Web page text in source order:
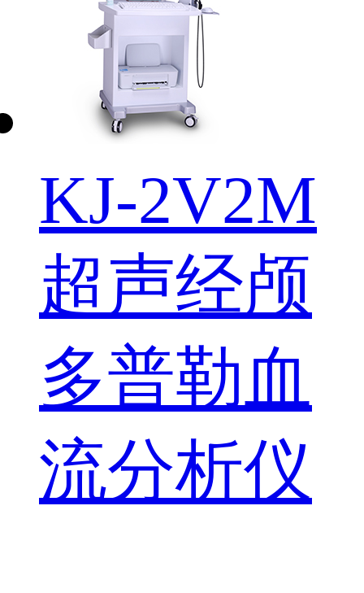
KJ-2V2M
超声经颅
多普勒血
流分析仪